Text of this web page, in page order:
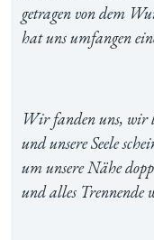
getragen von dem
hat uns umfangen
Wir fanden uns, wir
und unsere Seele
um unsere Nähe
und alles Trennende